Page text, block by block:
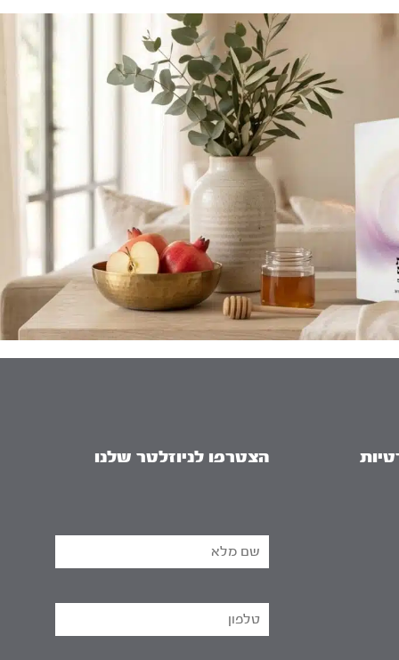
הצטרפו לניוזלטר שלנו